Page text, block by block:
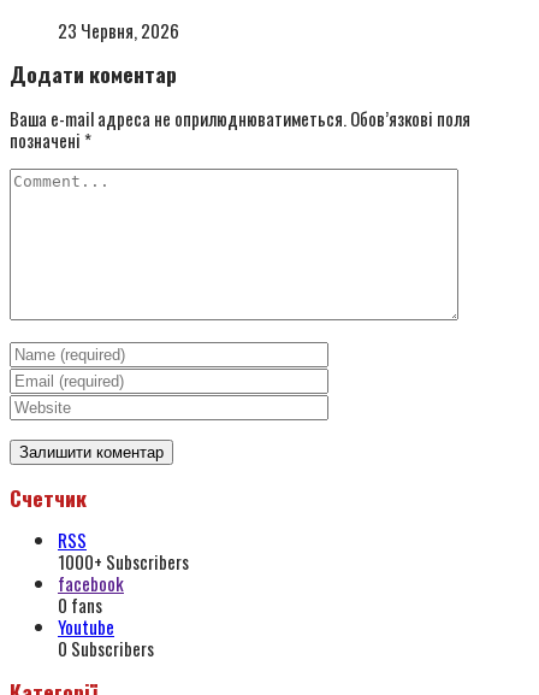
23 Червня, 2026
Додати коментар
Ваша e-mail адреса не оприлюднюватиметься.Обов’язкові поля
позначені *
Счетчик
RSS
1000+ Subscribers
facebook
0 fans
Youtube
0 Subscribers